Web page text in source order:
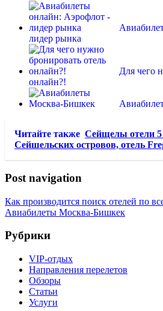
лидер рынка
Для чего
онлайн?!
Читайте также Сейщелы отели 5
Сейшельских островов, отель
Post navigation
Как производится поиск отелей по
Авиабилеты Москва-Бишкек
Рубрики
VIP-отдых
Направления перелетов
Обзоры
Статьи
Услуги